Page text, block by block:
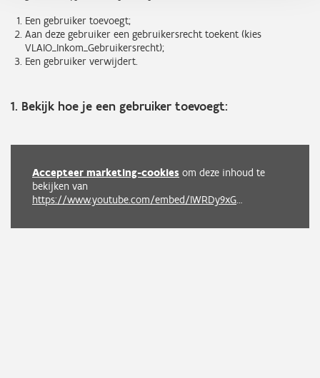
Een gebruiker toevoegt;
Aan deze gebruiker een gebruikersrecht toekent (kies
VLAIO_Inkom_Gebruikersrecht);
Een gebruiker verwijdert.
1. Bekijk hoe je een gebruiker toevoegt:
Accepteer marketing-cookies om deze inhoud te
bekijken van
https://www.youtube.com/embed/IWRDy9xGa7I?autoplay=0&start=0&rel=0